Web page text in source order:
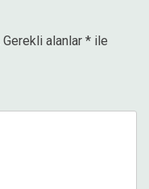
Gerekli alanlar * ile